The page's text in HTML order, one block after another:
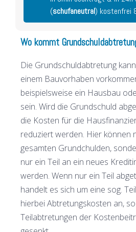
(schufaneutral) kostenfrei
Wo kommt
Die Grundschuldabtretung
einem Bauvorhaben
beispielsweise ein Hausbau
sein. Wird die Grundschuld
die Kosten für die
reduziert werden. Hier können
gesamten Grundchulden,
nur ein Teil an ein neues
werden. Wenn nur ein Teil
handelt es sich um eine sog.
hierbei Abtretungskosten an,
Teilabtretungen der